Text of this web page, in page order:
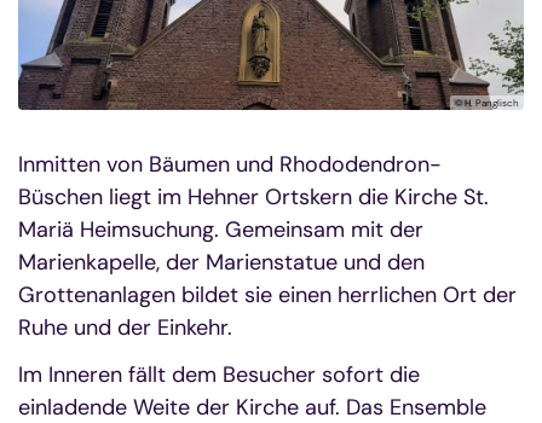
© H. Panglisch
Inmitten von Bäumen und Rhododendron-
Büschen liegt im Hehner Ortskern die Kirche St.
Mariä Heimsuchung. Gemeinsam mit der
Marienkapelle, der Marienstatue und den
Grottenanlagen bildet sie einen herrlichen Ort der
Ruhe und der Einkehr.
Im Inneren fällt dem Besucher sofort die
einladende Weite der Kirche auf. Das Ensemble